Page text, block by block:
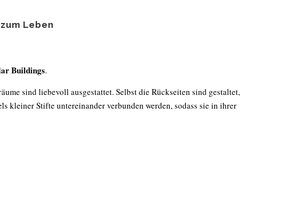
Leben
Buildings.
sind liebevoll ausgestattet. Selbst die Rückseiten sind gestaltet,
kleiner Stifte untereinander verbunden werden, sodass sie in ihrer